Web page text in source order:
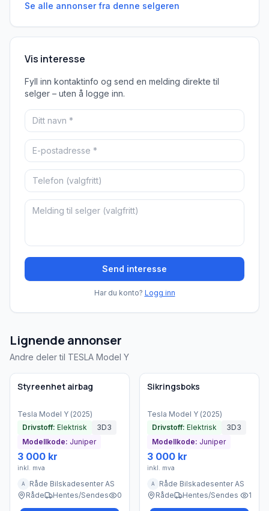
Se alle annonser fra denne selgeren
Vis interesse
Fyll inn kontaktinfo og send en melding direkte til
selger – uten å logge inn.
Send interesse
Har du konto? Logg inn
Lignende annonser
Andre deler til TESLA Model Y
Brukt - som ny
Bedrift
Styreenhet airbag
Tesla Model Y (2025)
Drivstoff: Elektrisk
3D3
Modellkode: Juniper
3 000 kr
inkl. mva
A
Råde Bilskadesenter AS
Råde
Hentes/Sendes 0
Bedrift
Sikringsboks
Tesla Model Y (2025)
Drivstoff: Elektrisk
3D3
Modellkode: Juniper
3 000 kr
inkl. mva
A
Råde Bilskadesenter AS
Råde
Hentes/Sendes 1